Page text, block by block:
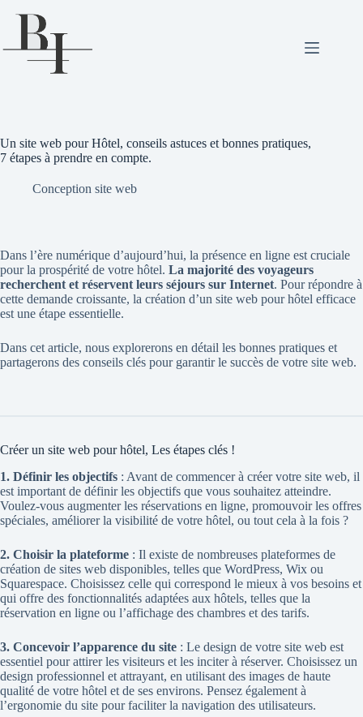
contenu
Un site web pour Hôtel, conseils astuces et bonnes pratiques,
7 étapes à prendre en compte.
Conception site web
Dans l’ère numérique d’aujourd’hui, la présence en ligne est cruciale
pour la prospérité de votre hôtel. La majorité des voyageurs
recherchent et réservent leurs séjours sur Internet. Pour répondre à
cette demande croissante, la création d’un site web pour hôtel efficace
est une étape essentielle.
Dans cet article, nous explorerons en détail les bonnes pratiques et
partagerons des conseils clés pour garantir le succès de votre site web.
Créer un site web pour hôtel, Les étapes clés !
1. Définir les objectifs : Avant de commencer à créer votre site web, il
est important de définir les objectifs que vous souhaitez atteindre.
Voulez-vous augmenter les réservations en ligne, promouvoir les offres
spéciales, améliorer la visibilité de votre hôtel, ou tout cela à la fois ?
2. Choisir la plateforme : Il existe de nombreuses plateformes de
création de sites web disponibles, telles que WordPress, Wix ou
Squarespace. Choisissez celle qui correspond le mieux à vos besoins et
qui offre des fonctionnalités adaptées aux hôtels, telles que la
réservation en ligne ou l’affichage des chambres et des tarifs.
3. Concevoir l’apparence du site : Le design de votre site web est
essentiel pour attirer les visiteurs et les inciter à réserver. Choisissez un
design professionnel et attrayant, en utilisant des images de haute
qualité de votre hôtel et de ses environs. Pensez également à
l’ergonomie du site pour faciliter la navigation des utilisateurs.